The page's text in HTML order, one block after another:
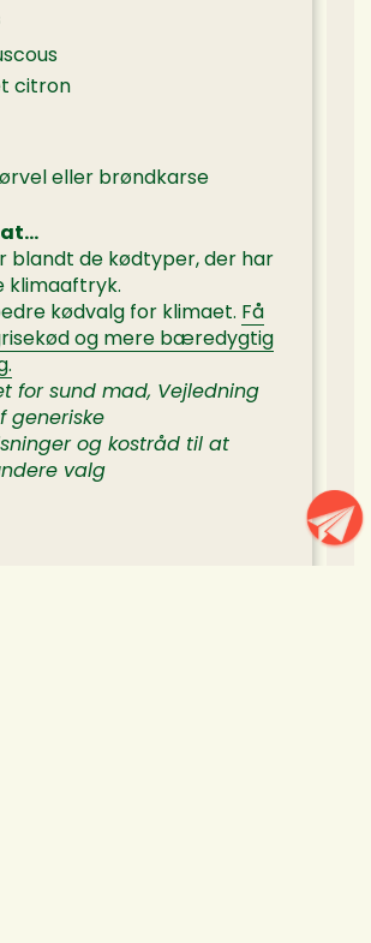
citron
eller brøndkarse
blandt de kødtyper, der har
klimaaftryk.
kødvalg for klimaet. Få
og mere bæredygtig
for sund mad, Vejledning
generiske
og kostråd til at
valg